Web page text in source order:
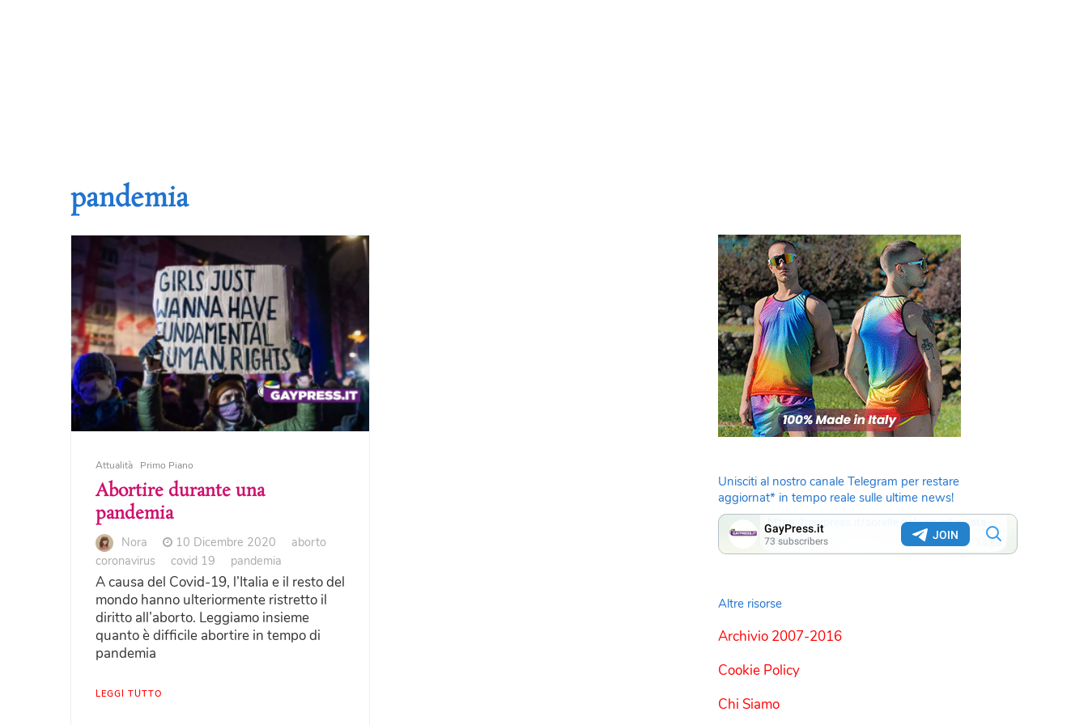
pandemia
Attualità Primo Piano
Abortire durante una
pandemia
Nora 10 Dicembre 2020
aborto
coronavirus
covid 19 pandemia
A causa del Covid-19, l’Italia e il resto del
mondo hanno ulteriormente ristretto il
diritto all’aborto. Leggiamo insieme
quanto è difficile abortire in tempo di
pandemia
LEGGI TUTTO
Unisciti al nostro canale Telegram per restare
aggiornat* in tempo reale sulle ultime news!
Altre risorse
Archivio 2007-2016
Cookie Policy
Chi Siamo